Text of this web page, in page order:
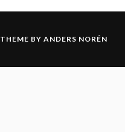
THEME BY ANDERS NORÉN